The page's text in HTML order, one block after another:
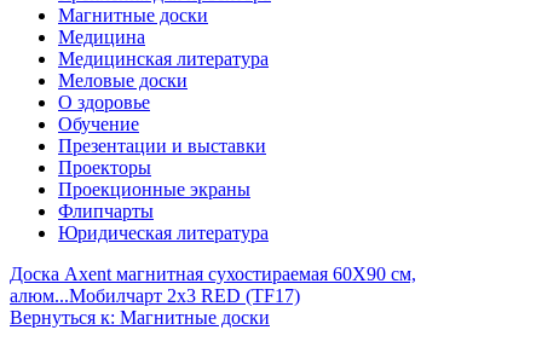
Магнитные доски
Медицина
Медицинская литература
Меловые доски
О здоровье
Обучение
Презентации и выставки
Проекторы
Проекционные экраны
Флипчарты
Юридическая литература
Доска Axent магнитная сухостираемая 60X90 см,
алюм...Мобилчарт 2х3 RED (TF17)
Вернуться к: Магнитные доски